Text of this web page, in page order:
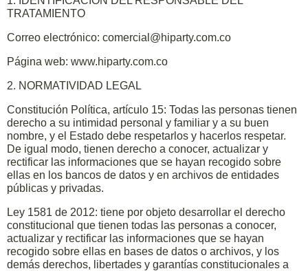
TRATAMIENTO
Correo electrónico: comercial@hiparty.com.co
Página web: www.hiparty.com.co
2. NORMATIVIDAD LEGAL
Constitución Política, artículo 15: Todas las personas tienen
derecho a su intimidad personal y familiar y a su buen
nombre, y el Estado debe respetarlos y hacerlos respetar.
De igual modo, tienen derecho a conocer, actualizar y
rectificar las informaciones que se hayan recogido sobre
ellas en los bancos de datos y en archivos de entidades
públicas y privadas.
Ley 1581 de 2012: tiene por objeto desarrollar el derecho
constitucional que tienen todas las personas a conocer,
actualizar y rectificar las informaciones que se hayan
recogido sobre ellas en bases de datos o archivos, y los
demás derechos, libertades y garantías constitucionales a